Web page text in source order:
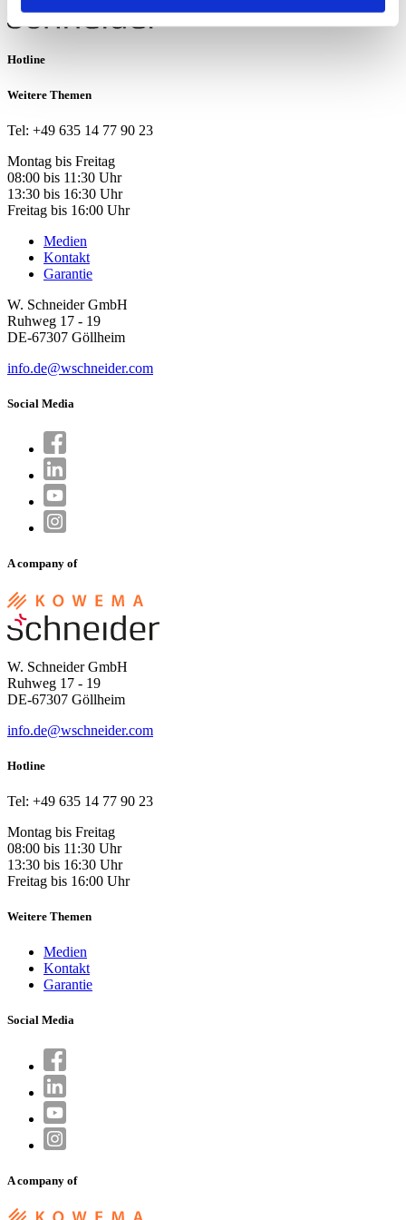
Hotline
Weitere Themen
Tel: +49 635 14 77 90 23
Montag bis Freitag
08:00 bis 11:30 Uhr
13:30 bis 16:30 Uhr
Freitag bis 16:00 Uhr
Medien
Kontakt
Garantie
W. Schneider GmbH
Ruhweg 17 - 19
DE-67307 Göllheim
info.de@wschneider.com
Social Media
A company of
W. Schneider GmbH
Ruhweg 17 - 19
DE-67307 Göllheim
info.de@wschneider.com
Hotline
Tel: +49 635 14 77 90 23
Montag bis Freitag
08:00 bis 11:30 Uhr
13:30 bis 16:30 Uhr
Freitag bis 16:00 Uhr
Weitere Themen
Medien
Kontakt
Garantie
Social Media
A company of